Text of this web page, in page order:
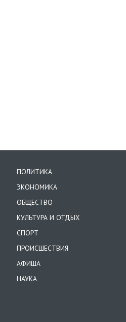
ПОЛИТИКА
ЭКОНОМИКА
ОБЩЕСТВО
КУЛЬТУРА И ОТДЫХ
СПОРТ
ПРОИСШЕСТВИЯ
АФИША
НАУКА